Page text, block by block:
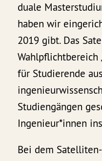
duale
haben wir
2019 gibt. Das
Wahlpflichtbereich
für Studierende aus
Studiengängen
Ingenieur*innen
Bei dem